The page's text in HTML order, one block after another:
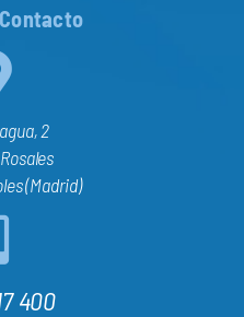
2
(Madrid)
400